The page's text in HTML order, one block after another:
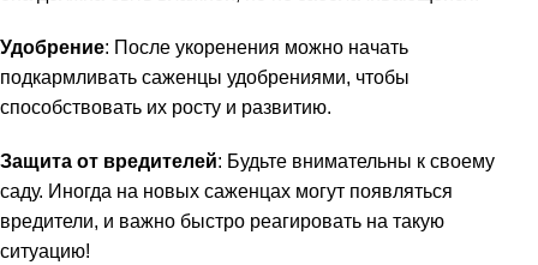
Удобрение: После укоренения можно начать
подкармливать саженцы удобрениями, чтобы
способствовать их росту и развитию.
Защита от вредителей: Будьте внимательны к своему
саду. Иногда на новых саженцах могут появляться
вредители, и важно быстро реагировать на такую
ситуацию!